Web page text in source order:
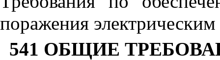
поражения
541 ОБЩИЕ